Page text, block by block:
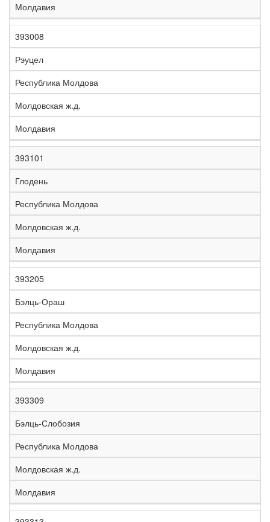
Молдавия
393008
Рэуцел
Республика Молдова
Молдовская ж.д.
Молдавия
393101
Глодень
Республика Молдова
Молдовская ж.д.
Молдавия
393205
Бэлць-Ораш
Республика Молдова
Молдовская ж.д.
Молдавия
393309
Бэлць-Слобозия
Республика Молдова
Молдовская ж.д.
Молдавия